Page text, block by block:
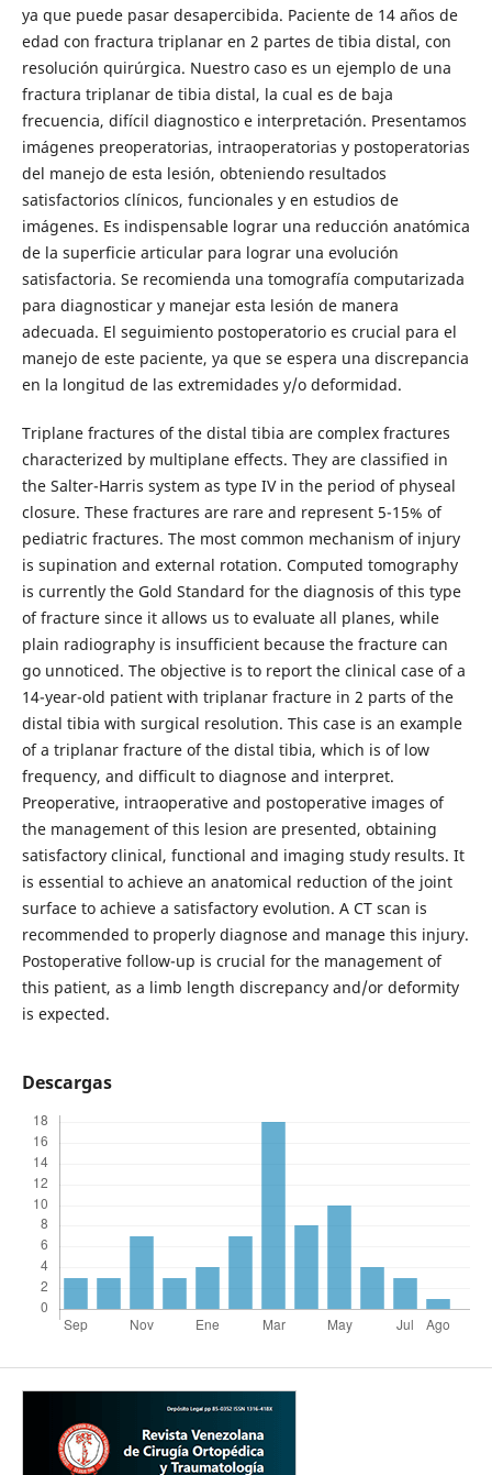
ya que puede pasar desapercibida. Paciente de 14 años de
edad con fractura triplanar en 2 partes de tibia distal, con
resolución quirúrgica. Nuestro caso es un ejemplo de una
fractura triplanar de tibia distal, la cual es de baja
frecuencia, difícil diagnostico e interpretación. Presentamos
imágenes preoperatorias, intraoperatorias y postoperatorias
del manejo de esta lesión, obteniendo resultados
satisfactorios clínicos, funcionales y en estudios de
imágenes. Es indispensable lograr una reducción anatómica
de la superficie articular para lograr una evolución
satisfactoria. Se recomienda una tomografía computarizada
para diagnosticar y manejar esta lesión de manera
adecuada. El seguimiento postoperatorio es crucial para el
manejo de este paciente, ya que se espera una discrepancia
en la longitud de las extremidades y/o deformidad.
Triplane fractures of the distal tibia are complex fractures
characterized by multiplane effects. They are classified in
the Salter-Harris system as type IV in the period of physeal
closure. These fractures are rare and represent 5-15% of
pediatric fractures. The most common mechanism of injury
is supination and external rotation. Computed tomography
is currently the Gold Standard for the diagnosis of this type
of fracture since it allows us to evaluate all planes, while
plain radiography is insufficient because the fracture can
go unnoticed. The objective is to report the clinical case of a
14-year-old patient with triplanar fracture in 2 parts of the
distal tibia with surgical resolution. This case is an example
of a triplanar fracture of the distal tibia, which is of low
frequency, and difficult to diagnose and interpret.
Preoperative, intraoperative and postoperative images of
the management of this lesion are presented, obtaining
satisfactory clinical, functional and imaging study results. It
is essential to achieve an anatomical reduction of the joint
surface to achieve a satisfactory evolution. A CT scan is
recommended to properly diagnose and manage this injury.
Postoperative follow-up is crucial for the management of
this patient, as a limb length discrepancy and/or deformity
is expected.
Descargas